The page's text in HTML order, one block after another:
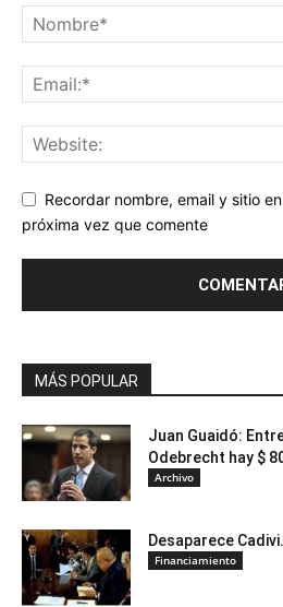
Recordar nombre, email y sitio
próxima vez que comente
MÁS POPULAR
Juan Guaidó:
Odebrecht hay $
Archivo
Desaparece
Financiamiento